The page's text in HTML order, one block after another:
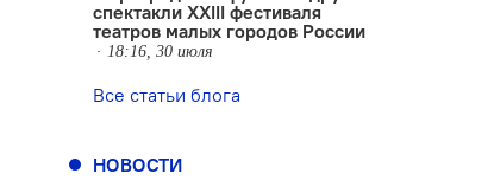
спектакли XXIII фестиваля
театров малых городов России
18:16, 30 июля
Все статьи блога
НОВОСТИ